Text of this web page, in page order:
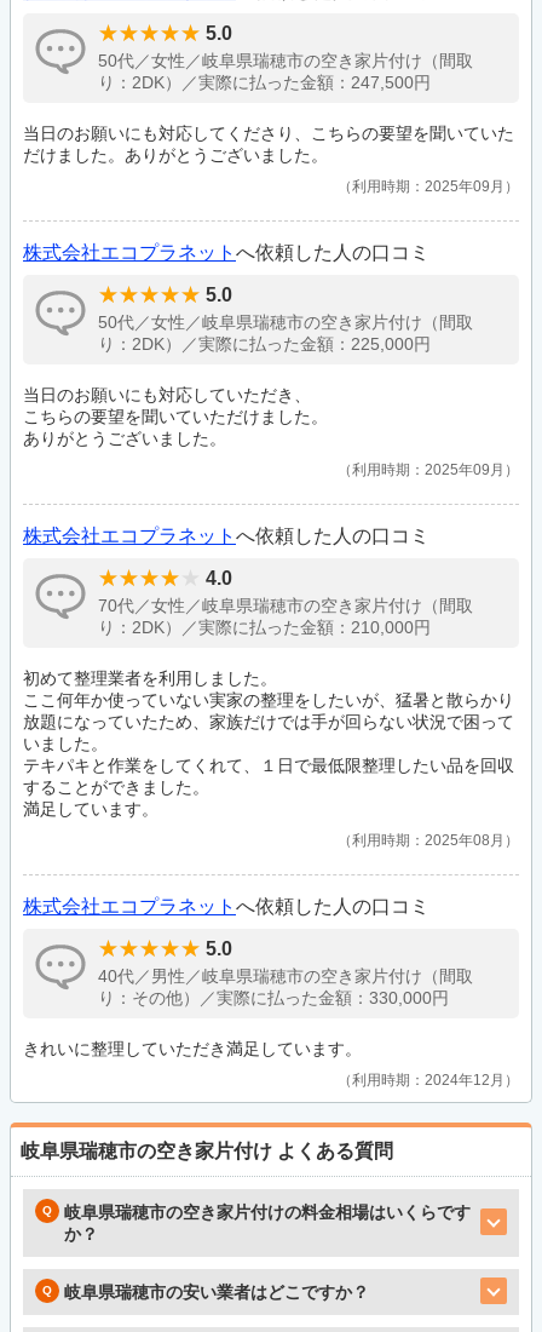
5.0
50代／女性／岐阜県瑞穂市の空き家片付け（間取
り：2DK）／実際に払った金額：247,500円
当日のお願いにも対応してくださり、こちらの要望を聞いていた
だけました。ありがとうございました。
利用時期：2025年09月
株式会社エコプラネット へ依頼した人の口コミ
5.0
50代／女性／岐阜県瑞穂市の空き家片付け（間取
り：2DK）／実際に払った金額：225,000円
当日のお願いにも対応していただき、
こちらの要望を聞いていただけました。
ありがとうございました。
利用時期：2025年09月
株式会社エコプラネット へ依頼した人の口コミ
4.0
70代／女性／岐阜県瑞穂市の空き家片付け（間取
り：2DK）／実際に払った金額：210,000円
初めて整理業者を利用しました。
ここ何年か使っていない実家の整理をしたいが、猛暑と散らかり
放題になっていたため、家族だけでは手が回らない状況で困って
いました。
テキパキと作業をしてくれて、１日で最低限整理したい品を回収
することができました。
満足しています。
利用時期：2025年08月
株式会社エコプラネット へ依頼した人の口コミ
5.0
40代／男性／岐阜県瑞穂市の空き家片付け（間取
り：その他）／実際に払った金額：330,000円
きれいに整理していただき満足しています。
利用時期：2024年12月
岐阜県瑞穂市の空き家片付け よくある質問
岐阜県瑞穂市の空き家片付けの料金相場はいくらです
か？
岐阜県瑞穂市の安い業者はどこですか？